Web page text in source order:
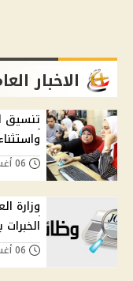
الاخبار
واستثناء 1500 من الأوائل من التوزيع